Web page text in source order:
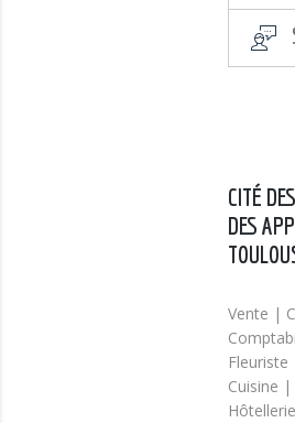
CITÉ
DES
Vente |
Fleuriste
Cuisine |